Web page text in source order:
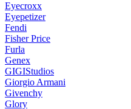
Eyecroxx
Eyepetizer
Fendi
Fisher Price
Furla
Genex
GIGIStudios
Giorgio Armani
Givenchy
Glory